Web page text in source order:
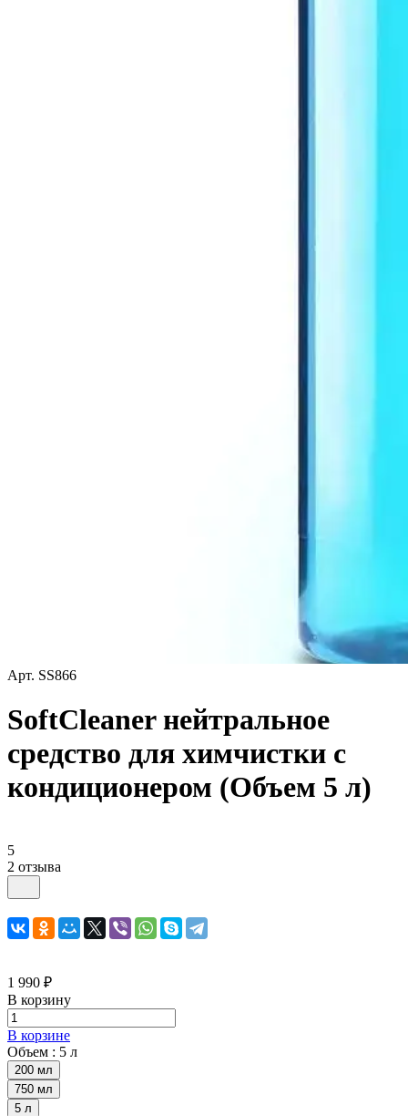
Арт. SS866
SoftCleaner нейтральное
средство для химчистки с
кондиционером (Объем 5 л)
5
2 отзыва
1 990 ₽
В корзину
В корзине
Объем : 5 л
200 мл
750 мл
5 л